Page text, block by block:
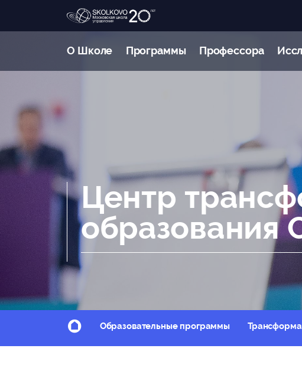
О Школе Программы Профессора
Центр
Образовательные программы